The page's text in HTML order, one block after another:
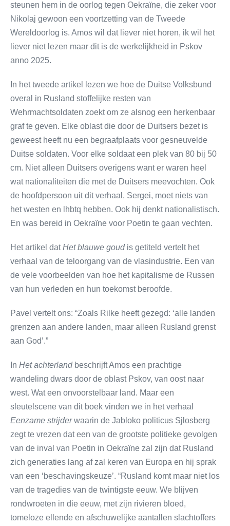
steunen hem in de oorlog tegen Oekraïne, die zeker voor
Nikolaj gewoon een voortzetting van de Tweede
Wereldoorlog is. Amos wil dat liever niet horen, ik wil het
liever niet lezen maar dit is de werkelijkheid in Pskov
anno 2025.
In het tweede artikel lezen we hoe de Duitse Volksbund
overal in Rusland stoffelijke resten van
Wehrmachtsoldaten zoekt om ze alsnog een herkenbaar
graf te geven. Elke oblast die door de Duitsers bezet is
geweest heeft nu een begraafplaats voor gesneuvelde
Duitse soldaten. Voor elke soldaat een plek van 80 bij 50
cm. Niet alleen Duitsers overigens want er waren heel
wat nationaliteiten die met de Duitsers meevochten. Ook
de hoofdpersoon uit dit verhaal, Sergei, moet niets van
het westen en lhbtq hebben. Ook hij denkt nationalistisch.
En was bereid in Oekraïne voor Poetin te gaan vechten.
Het artikel datHet blauwe goudis getiteld vertelt het
verhaal van de teloorgang van de vlasindustrie. Een van
de vele voorbeelden van hoe het kapitalisme de Russen
van hun verleden en hun toekomst beroofde.
Pavel vertelt ons: “Zoals Rilke heeft gezegd: ‘alle landen
grenzen aan andere landen, maar alleen Rusland grenst
aan God’.”
In Het achterlandbeschrijft Amos een prachtige
wandeling dwars door de oblast Pskov, van oost naar
west. Wat een onvoorstelbaar land. Maar een
sleutelscene van dit boek vinden we in het verhaal
Eenzame strijderwaarin de Jabloko politicus Sjlosberg
zegt te vrezen dat een van de grootste politieke gevolgen
van de inval van Poetin in Oekraïne zal zijn dat Rusland
zich generaties lang af zal keren van Europa en hij sprak
van een ‘beschavingskeuze’. “Rusland komt maar niet los
van de tragedies van de twintigste eeuw. We blijven
rondwroeten in die eeuw, met zijn rivieren bloed,
tomeloze ellende en afschuwelijke aantallen slachtoffers